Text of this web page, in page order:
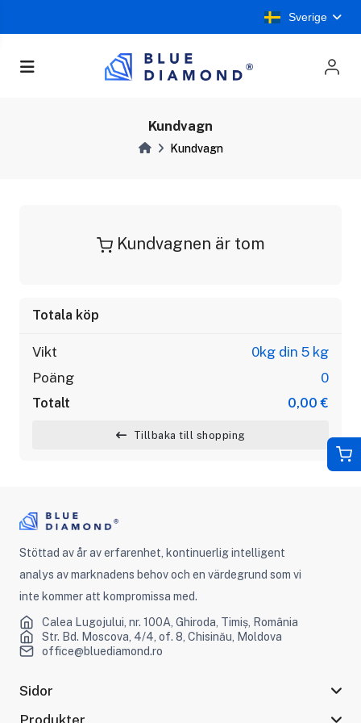
Sverige
Kundvagn
Kundvagn
Kundvagnen är tom
Totala köp
Vikt
0kg din 5 kg
Poäng
0
Totalt
0,00 €
Tillbaka till shopping
Stöttad av år av erfarenhet, kontinuerlig intelligent
analys av marknadens behov och en värdegrund som vi
inte kommer att kompromissa med.
Calea Lugojului, nr. 100A, Ghiroda, Timiș, România
Str. Bd. Moscova, 4/4, of. 8, Chisinău, Moldova
office@bluediamond.ro
Sidor
Produkter